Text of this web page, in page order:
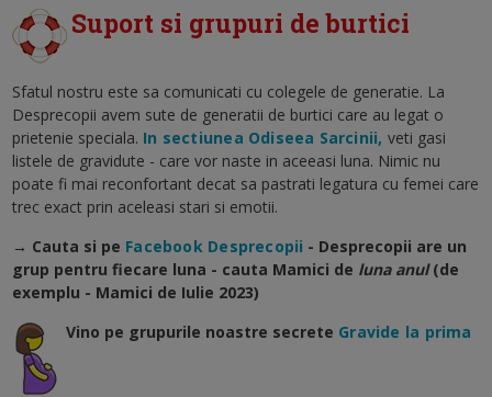
Suport si grupuri de burtici
Sfatul nostru este sa comunicati cu colegele de generatie. La
Desprecopii avem sute de generatii de burtici care au legat o
prietenie speciala. In sectiunea Odiseea Sarcinii, veti gasi
listele de gravidute - care vor naste in aceeasi luna. Nimic nu
poate fi mai reconfortant decat sa pastrati legatura cu femei care
trec exact prin aceleasi stari si emotii.
→ Cauta si pe Facebook Desprecopii - Desprecopii are un
grup pentru fiecare luna - cauta Mamici de luna anul (de
exemplu - Mamici de Iulie 2023)
Vino pe grupurile noastre secrete Gravide la prima